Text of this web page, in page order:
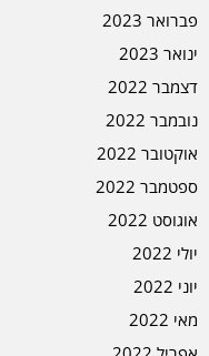
פברואר 2023
ינואר 2023
דצמבר 2022
נובמבר 2022
אוקטובר 2022
ספטמבר 2022
אוגוסט 2022
יולי 2022
יוני 2022
מאי 2022